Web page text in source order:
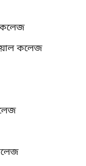
কলেজ
কলেজ